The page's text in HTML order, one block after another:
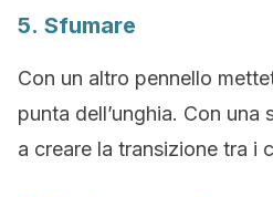
5. Sfumare
Con un altro pennello
punta dell’unghia. Con
a creare la transizione tra i